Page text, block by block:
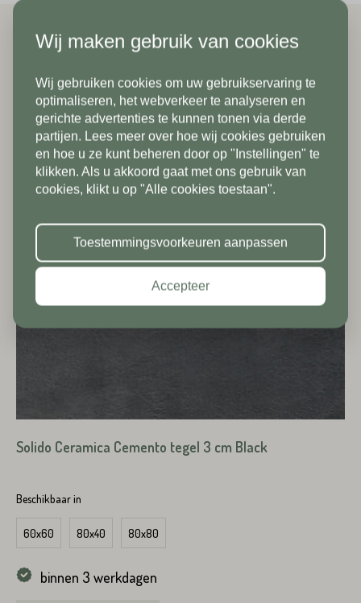
Gerelateerde producten
Solido Ceramica Cemento tegel 3 cm Black
Beschikbaar in
60x60 80x40 80x80
binnen 3 werkdagen
Telefoonnummer*
Land*
Toevoeging
Straat*
Plaats*
Land*
Nederland
Postcode*
In verband met onze
vakantiesluiting zijn wij vanaf 1/8
tot en met 9/8 gesloten. Vanaf
10/8 zien we jullie graag weer bij
ons in de showroom. Fijne
vakantie!
Wij maken gebruik van cookies
Wij gebruiken cookies om uw gebruikservaring te
optimaliseren, het webverkeer te analyseren en
gerichte advertenties te kunnen tonen via derde
partijen. Lees meer over hoe wij cookies gebruiken
en hoe u ze kunt beheren door op "Instellingen" te
klikken. Als u akkoord gaat met ons gebruik van
cookies, klikt u op "Alle cookies toestaan".
Toestemmingsvoorkeuren aanpassen
Accepteer